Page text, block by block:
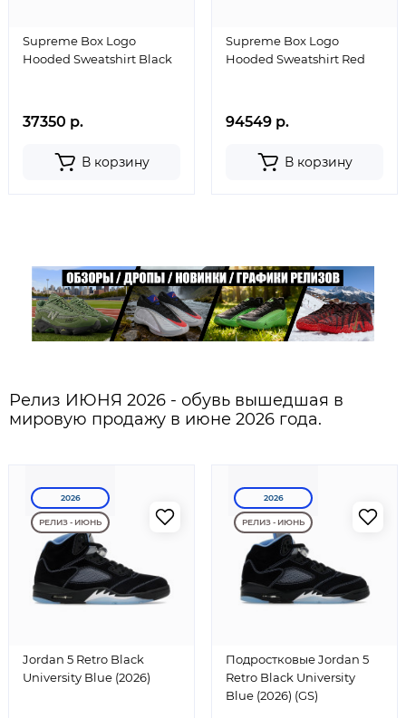
Supreme Box Logo
Hooded Sweatshirt Black
37350 р.
В корзину
Supreme Box Logo
Hooded Sweatshirt Red
94549 р.
В корзину
Релиз ИЮНЯ 2026 - обувь вышедшая в
мировую продажу в июне 2026 года.
2026
РЕЛИЗ - ИЮНЬ
Jordan 5 Retro Black
University Blue (2026)
2026
РЕЛИЗ - ИЮНЬ
Подростковые Jordan 5
Retro Black University
Blue (2026) (GS)